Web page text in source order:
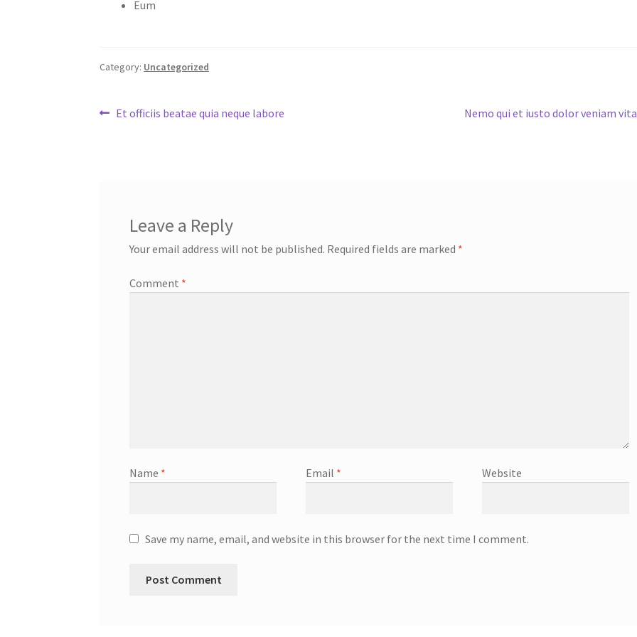
Eum
Category: Uncategorized
Post
Previous
Et officiis beatae quia neque labore
Next
Nemo qui et iusto dolor veniam
Leave a Reply
Your email address will not be published. Required fields are marked *
Comment *
Name * Email * Website
Save my name, email, and website in this browser for the next time I comment.